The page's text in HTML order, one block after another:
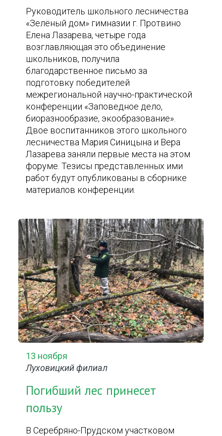
Руководитель школьного лесничества
«Зелёный дом» гимназии г. Протвино
Елена Лазарева, четыре года
возглавляющая это объединение
школьников, получила
благодарственное письмо за
подготовку победителей
межрегиональной научно-практической
конференции «Заповедное дело,
биоразнообразие, экообразование».
Двое воспитанников этого школьного
лесничества Мария Синицына и Вера
Лазарева заняли первые места на этом
форуме. Тезисы представленных ими
работ будут опубликованы в сборнике
материалов конференции.
13 ноября
Луховицкий филиал
Погибший лес принесет
пользу
В Серебряно-Прудском участковом